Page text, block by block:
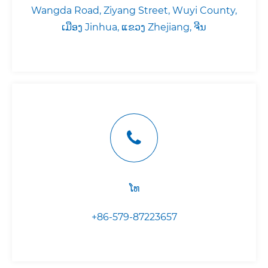
Wangda Road, Ziyang Street, Wuyi County,
ເມືອງ Jinhua, ແຂວງ Zhejiang, ຈີນ
ໂທ
+86-579-87223657